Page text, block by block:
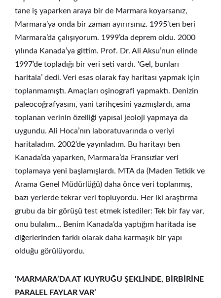
tane iş yaparken araya bir de Marmara koyarsanız,
Marmara’ya onda bir zaman ayırırsınız. 1995’ten beri
Marmara’da çalışıyorum. 1999’da deprem oldu. 2000
yılında Kanada’ya gittim. Prof. Dr. Ali Aksu’nun elinde
1997’de topladığı bir veri seti vardı. ‘Gel, bunları
haritala’ dedi. Veri esas olarak fay haritası yapmak için
toplanmamıştı. Amaçları oşinografi yapmaktı. Denizin
paleocoğrafyasını, yani tarihçesini yazmışlardı, ama
toplanan verinin özelliği yapısal jeoloji yapmaya da
uygundu. Ali Hoca’nın laboratuvarında o veriyi
haritaladım. 2002’de yayınladım. Bu haritayı ben
Kanada’da yaparken, Marmara’da Fransızlar veri
toplamaya yeni başlamışlardı. MTA da (Maden Tetkik ve
Arama Genel Müdürlüğü) daha önce veri toplanmış,
bazı yerlerde tekrar veri topluyordu. Her iki araştırma
grubu da bir görüşü test etmek istediler: Tek bir fay var,
onu bulalım… Benim Kanada’da yaptığım haritada ise
diğerlerinden farklı olarak daha karmaşık bir yapı
olduğu görülüyordu.
‘MARMARA’DA AT KUYRUĞU ŞEKLİNDE, BİRBİRİNE
PARALEL FAYLAR VAR’